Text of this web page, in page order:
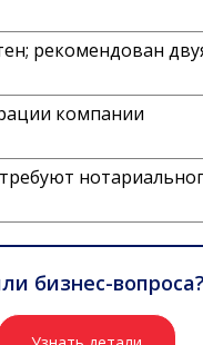
рекомендован
компании
бизнес-вопроса?